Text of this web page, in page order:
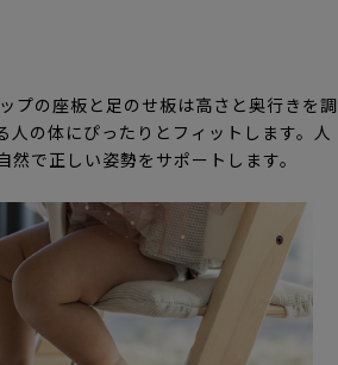
プの座板と足のせ板は高さと奥行きを調
の体にぴったりとフィットします。人
で正しい姿勢をサポートします。